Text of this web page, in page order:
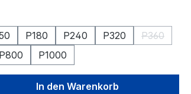
P180 P240 P320 P360
(Diese
P800 P1000
den gewünschten Wert
In den Warenkorb